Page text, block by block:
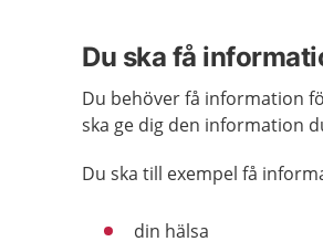
Du ska få
Du behöver få information
ska ge dig den information
Du ska till exempel få
din hälsa